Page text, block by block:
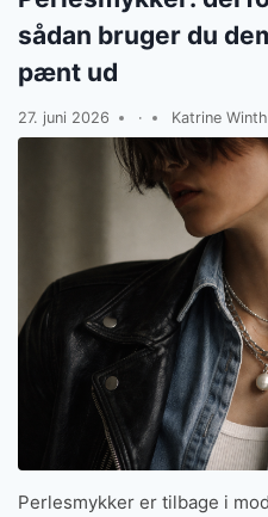
sådan bruger du
pænt ud
27. juni 2026 · Katrine
Perlesmykker er tilbage i